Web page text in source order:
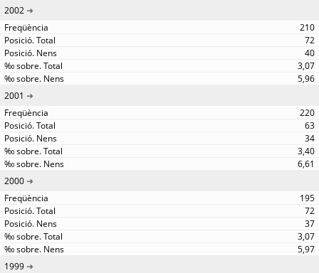
2002
210
72
40
3,07
5,96
2001
220
63
34
3,40
6,61
2000
195
72
37
3,07
5,97
1999